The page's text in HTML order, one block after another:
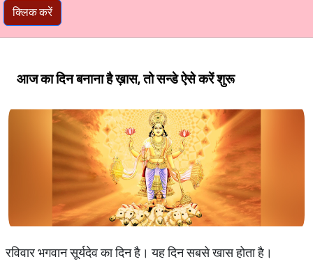
क्लिक करें
आज का दिन बनाना है ख़ास, तो सन्डे ऐसे करें शुरू
रविवार भगवान सूर्यदेव का दिन है। यह दिन सबसे खास होता है।